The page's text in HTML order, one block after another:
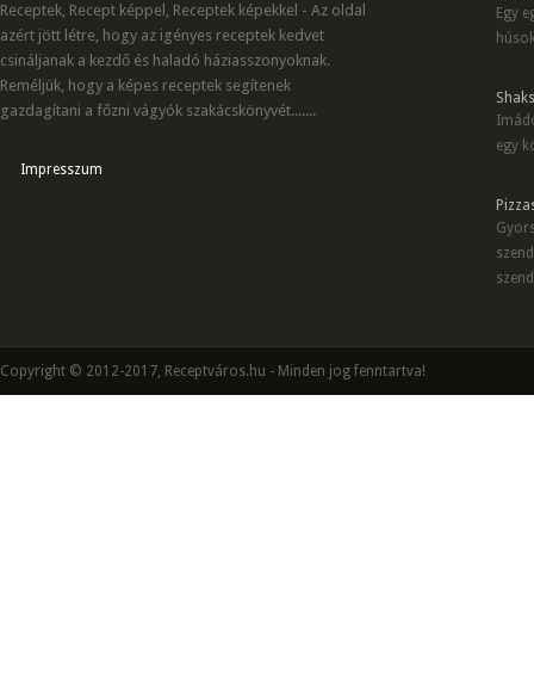
Receptek, Recept képpel, Receptek képekkel - Az oldal
azért jött létre, hogy az igényes receptek kedvet
csináljanak a kezdő és haladó háziasszonyoknak.
Reméljük, hogy a képes receptek segítenek
gazdagítani a főzni vágyók szakácskönyvét.......
Impresszum
Egy
egy
Copyright © 2012-2017, Receptváros.hu - Minden jog fenntartva!